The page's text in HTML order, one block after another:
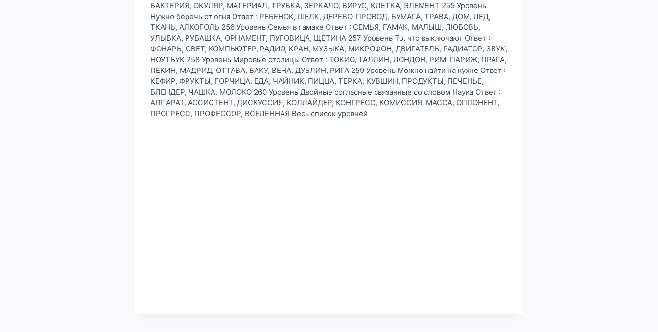
БАКТЕРИЯ, ОКУЛЯР, МАТЕРИАЛ, ТРУБКА, ЗЕРКАЛО, ВИРУС, КЛЕТКА, ЭЛЕМЕНТ 255 Уровень
Нужно беречь от огня Ответ : РЕБЕНОК, ШЕЛК, ДЕРЕВО, ПРОВОД, БУМАГА, ТРАВА, ДОМ, ЛЕД,
ТКАНЬ, АЛКОГОЛЬ 256 Уровень Семья в гамаке Ответ : СЕМЬЯ, ГАМАК, МАЛЫШ, ЛЮБОВЬ,
УЛЫБКА, РУБАШКА, ОРНАМЕНТ, ПУГОВИЦА, ЩЕТИНА 257 Уровень То, что выключают Ответ :
ФОНАРЬ, СВЕТ, КОМПЬЮТЕР, РАДИО, КРАН, МУЗЫКА, МИКРОФОН, ДВИГАТЕЛЬ, РАДИАТОР, ЗВУК,
НОУТБУК 258 Уровень Мировые столицы Ответ : ТОКИО, ТАЛЛИН, ЛОНДОН, РИМ, ПАРИЖ, ПРАГА,
ПЕКИН, МАДРИД, ОТТАВА, БАКУ, ВЕНА, ДУБЛИН, РИГА 259 Уровень Можно найти на кухне Ответ :
КЕФИР, ФРУКТЫ, ГОРЧИЦА, ЕДА, ЧАЙНИК, ПИЦЦА, ТЕРКА, КУВШИН, ПРОДУКТЫ, ПЕЧЕНЬЕ,
БЛЕНДЕР, ЧАШКА, МОЛОКО 260 Уровень Двойные согласные связанные со словом Наука Ответ :
АППАРАТ, АССИСТЕНТ, ДИСКУССИЯ, КОЛЛАЙДЕР, КОНГРЕСС, КОМИССИЯ, МАССА, ОППОНЕНТ,
ПРОГРЕСС, ПРОФЕССОР, ВСЕЛЕННАЯ Весь список уровней